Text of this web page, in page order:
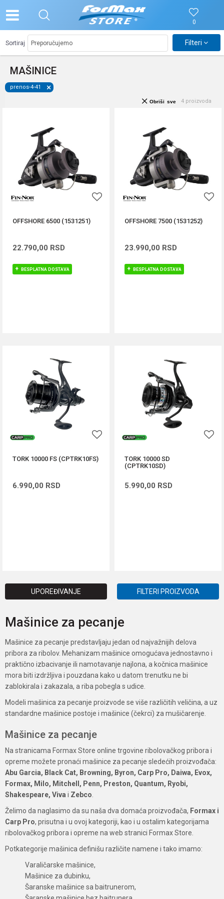
0
MAŠINICE
Sortiraj Filteri
prenos-4-41
4 proizvoda
Obriši sve
OFFSHORE 6500 (1531251)
22.790,00 RSD
BESPLATNA DOSTAVA
OFFSHORE 7500 (1531252)
23.990,00 RSD
BESPLATNA DOSTAVA
TORK 10000 FS (CPTRK10FS)
6.990,00 RSD
TORK 10000 SD
(CPTRK10SD)
5.990,00 RSD
UPOREĐIVANJE FILTERI PROIZVODA
Mašinice za pecanje
Mašinice za pecanje predstavljaju jedan od najvažnijih delova
pribora za ribolov. Mehanizam mašinice omogućava jednostavno i
praktično izbacivanje ili namotavanje najlona, a kočnica mašinice
mora biti izdržljiva i pouzdana kako u datom trenutku ne bi
zablokirala i zakazala, a riba pobegla s udice.
Modeli mašinica za pecanje proizvode se više različitih veličina, a uz
standardne mašinice postoje i mašinice (čekrci) za mušičarenje.
Mašinice za pecanje
Na stranicama Formax Store online trgovine ribolovačkog pribora i
opreme možete pronaći mašinice za pecanje sledećih proizvođača:
Abu Garcia, Black Cat, Browning, Byron, Carp Pro, Daiwa, Evox,
Formax, Milo, Mitchell, Penn, Preston, Quantum, Ryobi,
Shakespeare, Viva i Zebco
Želimo da naglasimo da su naša dva domaća proizvođača, Formax i
Carp Pro, prisutna i u ovoj kategoriji, kao i u ostalim kategorijama
ribolovačkog pribora i opreme na web stranici Formax Store.
Potkategorije mašinica definišu različite namene i tako imamo:
Varaličarske mašinice,
Mašinice za dubinku,
Šaranske mašinice sa baitrunerom,